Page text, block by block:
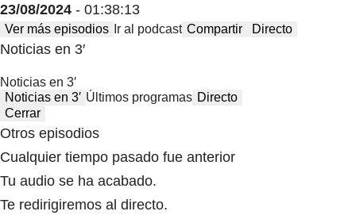
23/08/2024 - 01:38:13
Ver más episodios Ir al podcast Compartir Directo
Noticias en 3′
Noticias en 3′
Noticias en 3′ Últimos programas Directo
Cerrar
Otros episodios
Cualquier tiempo pasado fue anterior
Tu audio se ha acabado.
Te redirigiremos al directo.